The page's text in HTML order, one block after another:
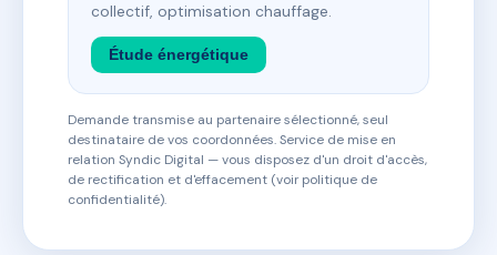
collectif, optimisation chauffage.
Étude énergétique
Demande transmise au partenaire sélectionné, seul
destinataire de vos coordonnées. Service de mise en
relation Syndic Digital — vous disposez d'un droit d'accès,
de rectification et d'effacement (voir politique de
confidentialité).